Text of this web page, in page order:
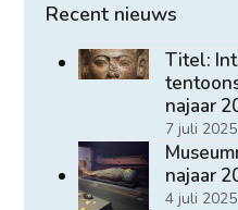
Recent nieuws
Titel:
najaar
7 juli 2025
najaar
4 juli 2025